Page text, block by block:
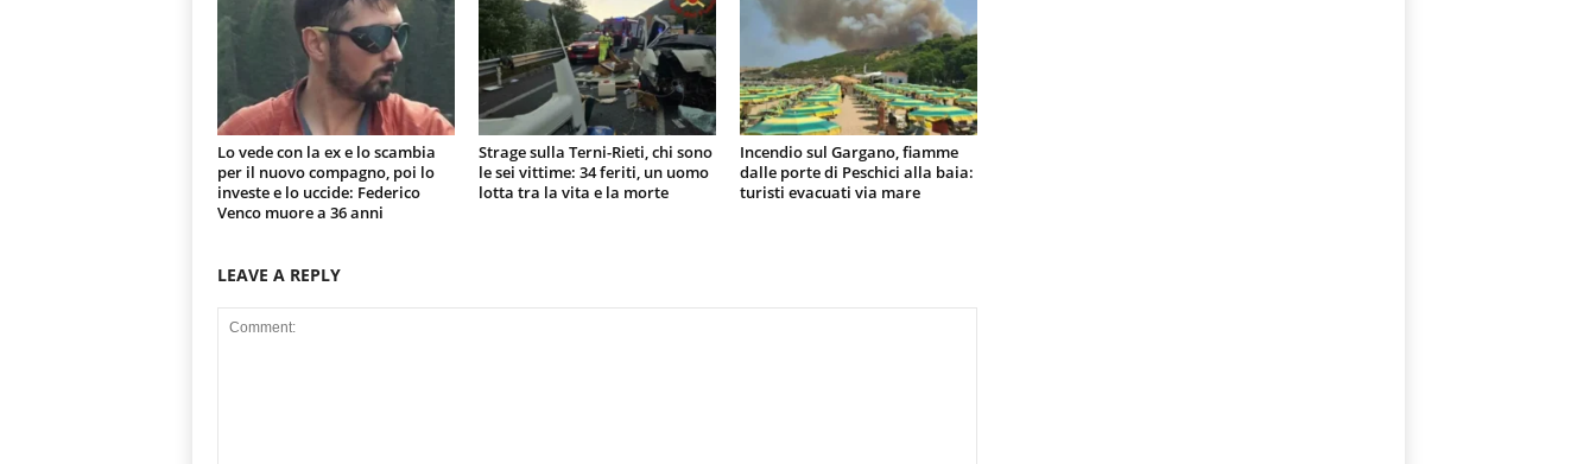
Lo vede con la ex e lo scambia
per il nuovo compagno, poi lo
investe e lo uccide: Federico
Venco muore a 36 anni
Strage sulla Terni-Rieti, chi sono
le sei vittime: 34 feriti, un uomo
lotta tra la vita e la morte
Incendio sul Gargano, fiamme
dalle porte di Peschici alla baia:
turisti evacuati via mare
LEAVE A REPLY